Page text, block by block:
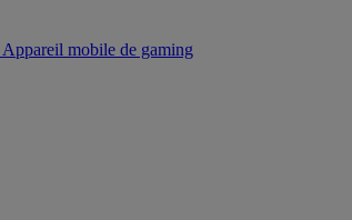
Appareil mobile de gaming